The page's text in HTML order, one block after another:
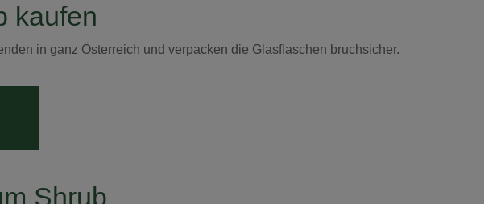
kaufen
in ganz Österreich und verpacken die Glasflaschen bruchsicher.
Shrub